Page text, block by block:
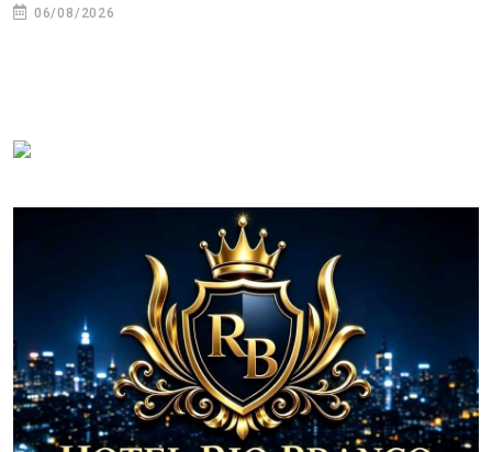
06/08/2026